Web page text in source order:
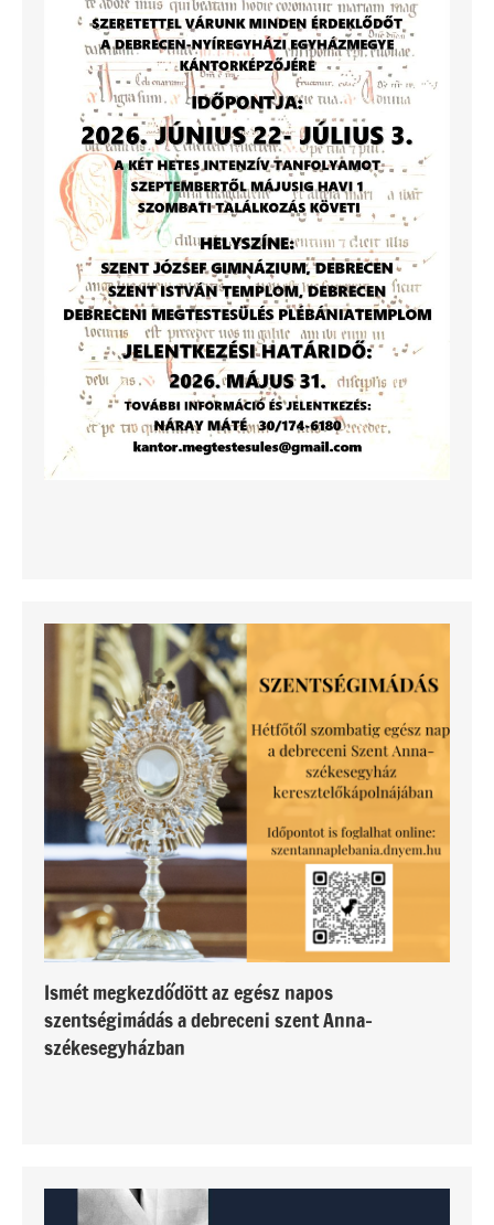
Ismét megkezdődött az egész napos
szentségimádás a debreceni szent Anna-
székesegyházban